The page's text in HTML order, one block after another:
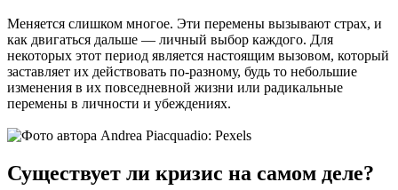
Меняется слишком многое. Эти перемены вызывают страх, и
как двигаться дальше — личный выбор каждого. Для
некоторых этот период является настоящим вызовом, который
заставляет их действовать по-разному, будь то небольшие
изменения в их повседневной жизни или радикальные
перемены в личности и убеждениях.
Существует ли кризис на самом деле?